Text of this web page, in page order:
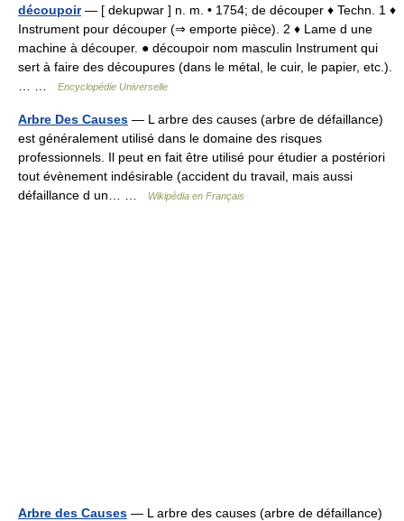
découpoir— [ dekupwar ] n. m. • 1754; de découper ♦ Techn. 1 ♦
Instrument pour découper (⇒ emporte pièce). 2 ♦ Lame d une
machine à découper. ● découpoir nom masculin Instrument qui
sert à faire des découpures (dans le métal, le cuir, le papier, etc.).
Encyclopédie Universelle
Arbre Des Causes — L arbre des causes (arbre de défaillance)
est généralement utilisé dans le domaine des risques
professionnels. Il peut en fait être utilisé pour étudier a postériori
tout évènement indésirable (accident du travail, mais aussi
défaillance d un… …
Wikipédia en Français
Arbre des Causes — L arbre des causes (arbre de défaillance)